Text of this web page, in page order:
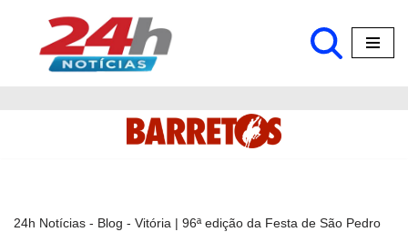
Pular
24h Notícias - Blog - Vitória | 96ª edição da Festa de São Pedro